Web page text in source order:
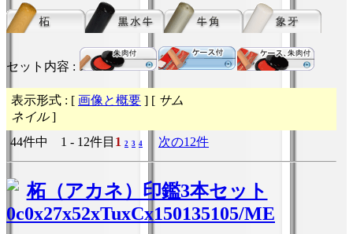
セット内容 :
表示形式 : [ 画像と概要 ] [ サム
ネイル]
44件中 1 - 12件目 1 2 3 4 次の12件